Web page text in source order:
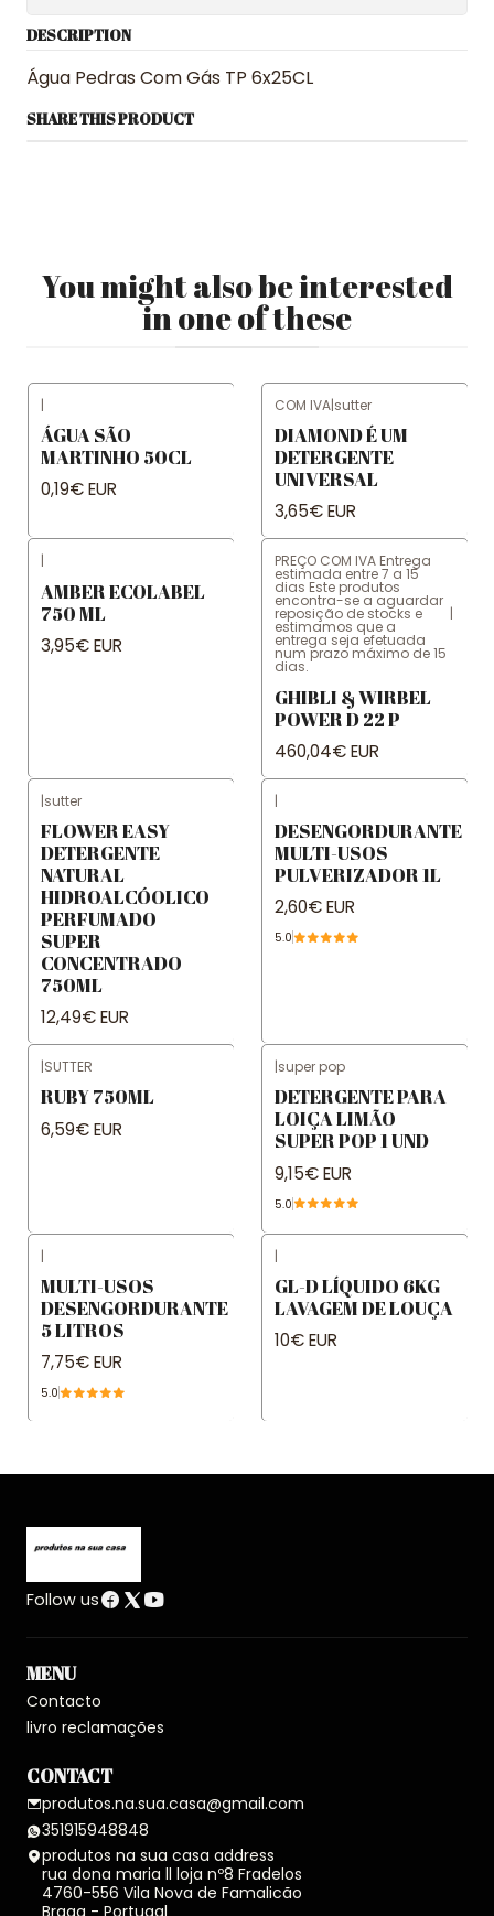
DESCRIPTION
Água Pedras Com Gás TP 6x25CL
SHARE THIS PRODUCT
You might also be interested
in one of these
|
ÁGUA SÃO
MARTINHO 50CL
0,19€ EUR
COM IVA|sutter
DIAMOND É UM
DETERGENTE
UNIVERSAL
3,65€ EUR
|
AMBER ECOLABEL
750 ML
3,95€ EUR
PREÇO COM IVA Entrega
estimada entre 7 a 15
dias Este produtos
encontra-se a aguardar
reposição de stocks e
estimamos que a
entrega seja efetuada
num prazo máximo de 15
dias.
|
GHIBLI & WIRBEL
POWER D 22 P
460,04€ EUR
|sutter
FLOWER EASY
DETERGENTE
NATURAL
HIDROALCÓOLICO
PERFUMADO
SUPER
CONCENTRADO
750ML
12,49€ EUR
|
DESENGORDURANTE
MULTI-USOS
PULVERIZADOR 1L
2,60€ EUR
5.0
|SUTTER
RUBY 750ML
6,59€ EUR
|super pop
DETERGENTE PARA
LOIÇA LIMÃO
SUPER POP 1 UND
9,15€ EUR
5.0
|
MULTI-USOS
DESENGORDURANTE
5 LITROS
7,75€ EUR
5.0
|
GL-D LÍQUIDO 6KG
LAVAGEM DE LOUÇA
10€ EUR
Follow us
MENU
Contacto
livro reclamações
CONTACT
produtos.na.sua.casa@gmail.com
351915948848
produtos na sua casa address
rua dona maria ll loja nº8 Fradelos
4760-556 Vila Nova de Famalicão
Braga - Portugal